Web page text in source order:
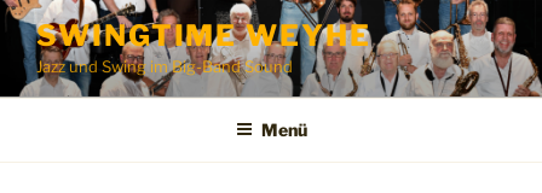
Zum
Inhalt
springen
SWINGTIME WEYHE
Jazz und Swing im Big-Band Sound
Menü